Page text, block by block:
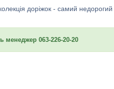
доріжок - самий
менеджер 063-226-20-20